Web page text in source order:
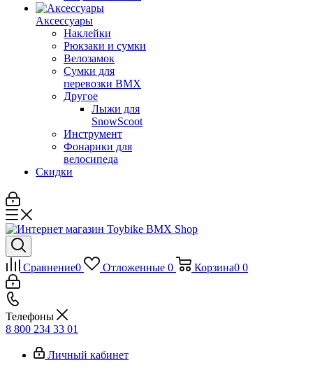
Аксессуары
Наклейки
Рюкзаки и сумки
Велозамок
Сумки для
перевозки BMX
Другое
Лыжи для
SnowScoot
Инструмент
Фонарики для
велосипеда
Скидки
Сравнение0 Отложенные 0 Корзина0 0
Телефоны
8 800 234 33 01
Личный кабинет